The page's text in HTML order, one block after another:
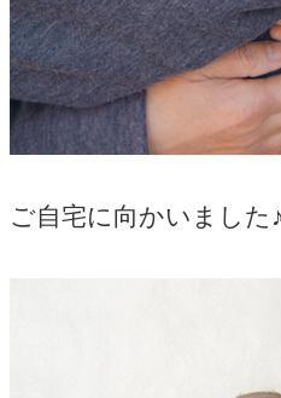
ご自宅に向かいました♪